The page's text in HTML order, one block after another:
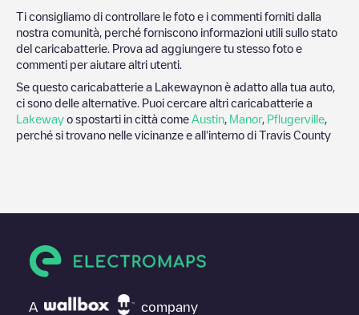
Ti consigliamo di controllare le foto e i commenti forniti dalla
nostra comunità, perché forniscono informazioni utili sullo stato
del caricabatterie. Prova ad aggiungere tu stesso foto e
commenti per aiutare altri utenti.
Se questo caricabatterie a Lakewaynon è adatto alla tua auto,
ci sono delle alternative. Puoi cercare altri caricabatterie a
Lakeway o spostarti in città come Austin Manor, Pflugerville
perché si trovano nelle vicinanze e all'interno di Travis County
A company